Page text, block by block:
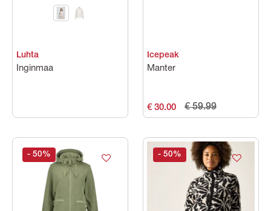
Luhta
Inginmaa
Icepeak
Manter
€ 30.00 € 59.99
- 50% - 50%